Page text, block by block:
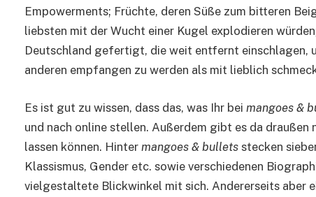
Empowerments; Früchte, deren Süße zum bitteren
liebsten mit der Wucht einer Kugel explodieren
Deutschland gefertigt, die weit entfernt einschlagen,
anderen empfangen zu werden als mit lieblich
Es ist gut zu wissen, dass das, was Ihr bei mangoes &
und nach online stellen. Außerdem gibt es da
lassen können. Hinter mangoes & bullets stecken
Klassismus, Gender etc. sowie verschiedenen
vielgestaltete Blickwinkel mit sich. Andererseits aber